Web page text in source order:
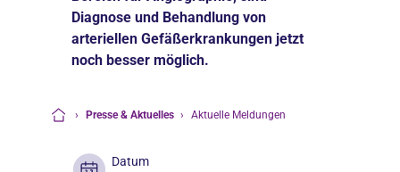
Diagnose und Behandlung von
arteriellen Gefäßerkrankungen jetzt
noch besser möglich.
› Presse & Aktuelles › Aktuelle Meldungen
Datum